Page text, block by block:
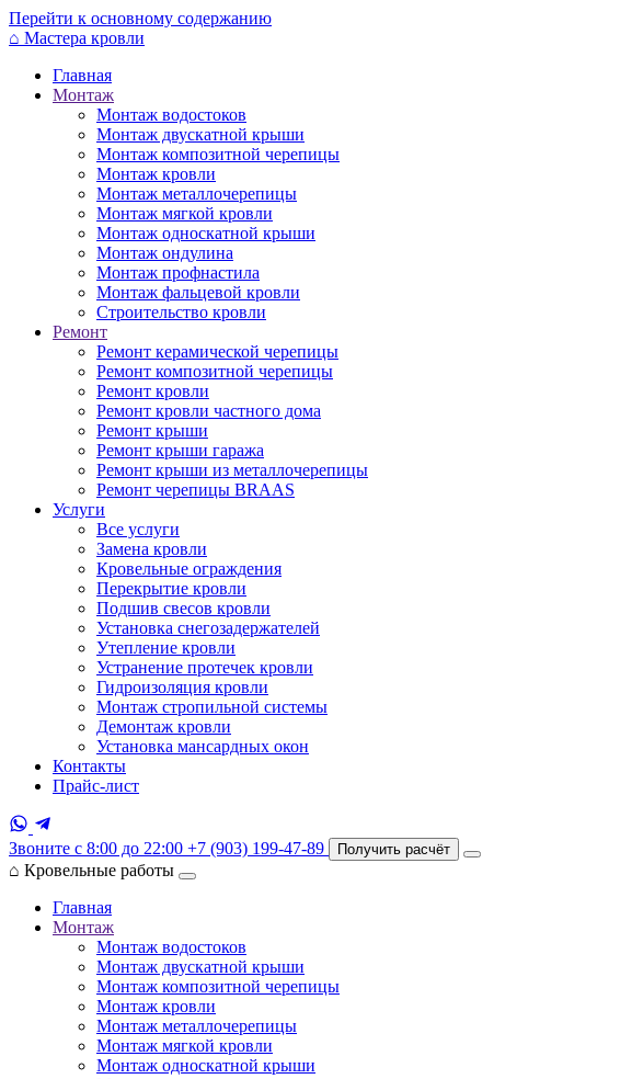
Перейти к основному содержанию
⌂ Мастера кровли
Главная
Монтаж
Монтаж водостоков
Монтаж двускатной крыши
Монтаж композитной черепицы
Монтаж кровли
Монтаж металлочерепицы
Монтаж мягкой кровли
Монтаж односкатной крыши
Монтаж ондулина
Монтаж профнастила
Монтаж фальцевой кровли
Строительство кровли
Ремонт
Ремонт керамической черепицы
Ремонт композитной черепицы
Ремонт кровли
Ремонт кровли частного дома
Ремонт крыши
Ремонт крыши гаража
Ремонт крыши из металлочерепицы
Ремонт черепицы BRAAS
Услуги
Все услуги
Замена кровли
Кровельные ограждения
Перекрытие кровли
Подшив свесов кровли
Установка снегозадержателей
Утепление кровли
Устранение протечек кровли
Гидроизоляция кровли
Монтаж стропильной системы
Демонтаж кровли
Установка мансардных окон
Контакты
Прайс-лист
Звоните с 8:00 до 22:00 +7 (903) 199-47-89 Получить расчёт
⌂ Кровельные работы
Главная
Монтаж
Монтаж водостоков
Монтаж двускатной крыши
Монтаж композитной черепицы
Монтаж кровли
Монтаж металлочерепицы
Монтаж мягкой кровли
Монтаж односкатной крыши